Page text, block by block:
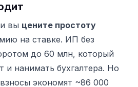
вы цените простоту
на ставке. ИП без
до 60 млн, который
и нанимать бухгалтера. Но
экономят ~86 000